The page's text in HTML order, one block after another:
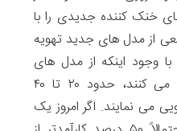
خنک کننده جدیدی را با
از مدل های جدید تهویه
با وجود اینکه از مدل های
قدیمی خنکی بیشتری تولید می کنند، حدود ۲۰ تا ۴۰
می نمایند. اگر امروز یک